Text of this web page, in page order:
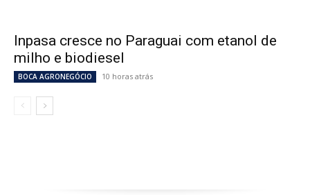
Inpasa cresce no Paraguai com etanol de
milho e biodiesel
BOCA AGRONEGÓCIO 10 horas atrás